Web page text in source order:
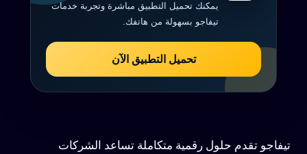
يمكنك تحميل التطبيق مباشرة وتجربة خدمات
تيفاجو بسهولة من هاتفك.
تحميل التطبيق الآن
تيفاجو تقدم حلول رقمية متكاملة تساعد الشركات